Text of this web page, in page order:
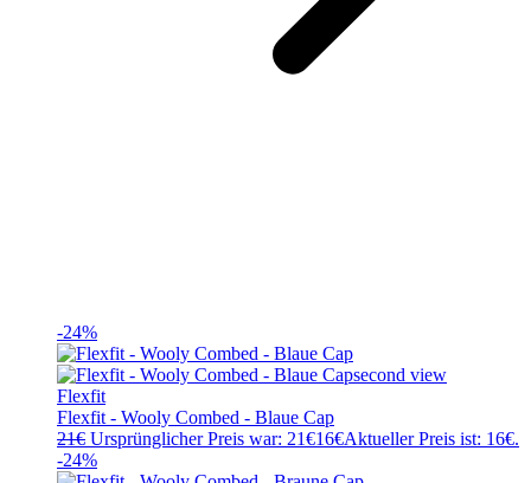
-24%
Flexfit
Flexfit - Wooly Combed - Blaue Cap
21€ Ursprünglicher Preis war: 21€16€Aktueller Preis ist: 16€.
-24%